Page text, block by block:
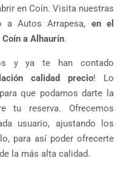
en Coín. Visita nuestras
a Autos Arrapesa, en el
a Alhaurín.
y ya te han contado
calidad precio! Lo
que podamos darte la
tu reserva. Ofrecemos
usuario, ajustando los
para así poder ofrecerte
la más alta calidad.